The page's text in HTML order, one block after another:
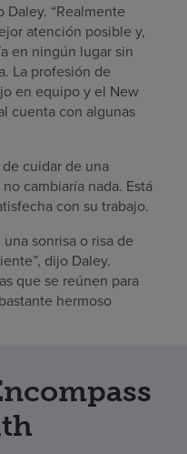
Daley. “Realmente
atención posible y,
en ningún lugar sin
La profesión de
en equipo y el New
cuenta con algunas
cuidar de una
cambiaría nada. Está
con su trabajo.
sonrisa o risa de
dijo Daley.
que se reúnen para
hermoso